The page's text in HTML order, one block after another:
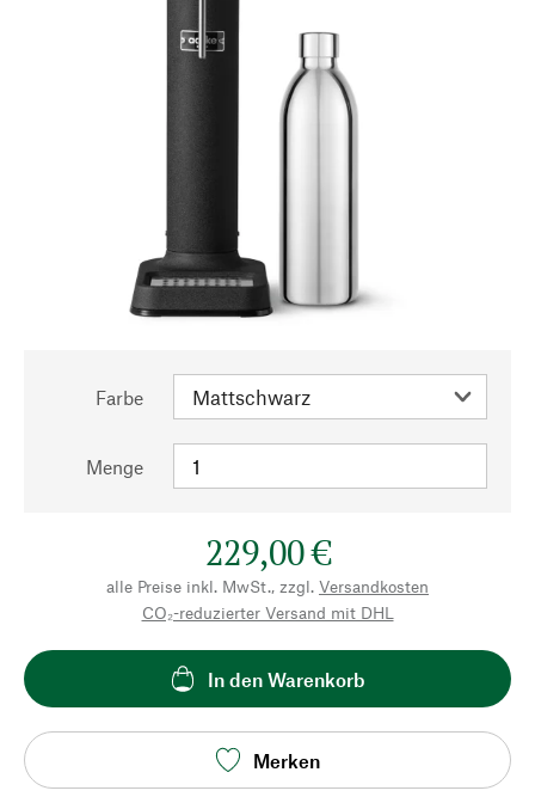
Farbe
Menge
229,00 €
alle Preise inkl. MwSt., zzgl. Versandkosten
CO₂-reduzierter Versand mit DHL
In den Warenkorb
Merken